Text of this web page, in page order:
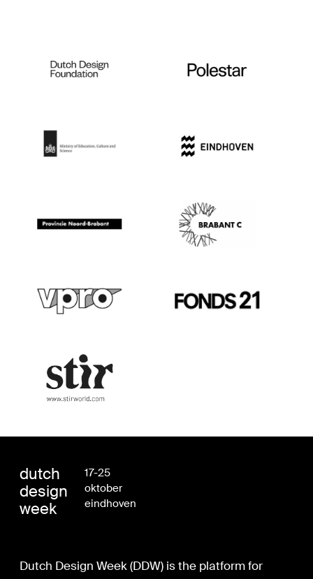
dutch
design
week
17-25
oktober
eindhoven
Dutch Design Week (DDW) is the platform for